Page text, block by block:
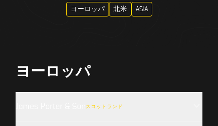
ヨーロッパ 北米 ASIA
ヨーロッパ
スコットランド